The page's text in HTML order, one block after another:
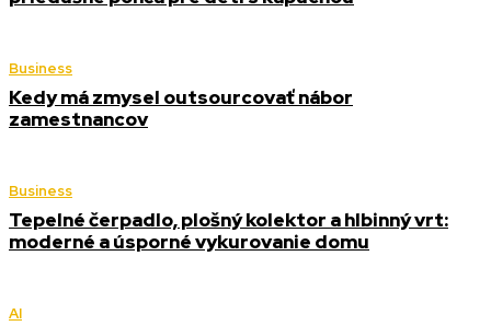
Business
Kedy má zmysel outsourcovať nábor
zamestnancov
Business
Tepelné čerpadlo, plošný kolektor a hlbinný vrt:
moderné a úsporné vykurovanie domu
AI